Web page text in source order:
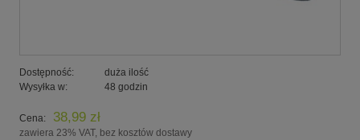
Dostępność:
duża ilość
Wysyłka w:
48 godzin
Cena: 38,99 zł
zawiera 23% VAT, bez kosztów dostawy